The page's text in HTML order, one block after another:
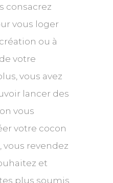
consacrez
vous loger
ou à
votre
vous avez
lancer des
vous
votre cocon
vous revendez
et
plus soumis